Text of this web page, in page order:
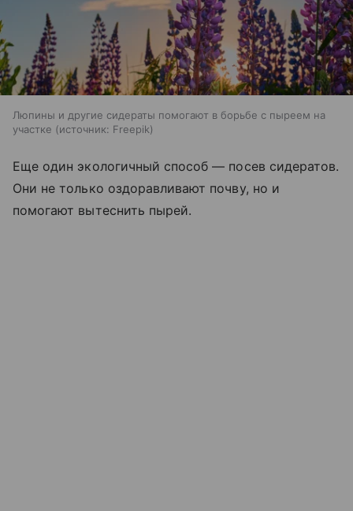
Люпины и другие сидераты помогают в борьбе с пыреем на
участке
источник: Freepik
Еще один экологичный способ — посев сидератов.
Они не только оздоравливают почву, но и
помогают вытеснить пырей.